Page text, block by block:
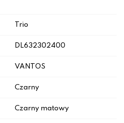
Trio
DL632302400
VANTOS
Czarny
Czarny matowy